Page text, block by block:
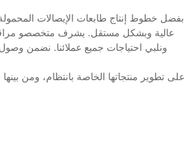
بفضل خطوط إنتاج طابعات الإيصالات المحمولة
عالية وبشكل مستقل. يشرف متخصصو مراقبة
ونلبي احتياجات جميع عملائنا. نضمن وصول